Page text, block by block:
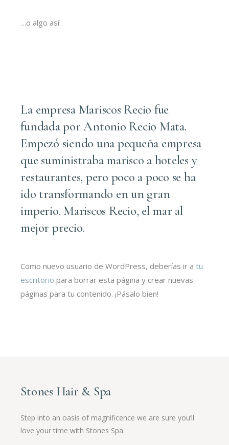
…o algo así:
La empresa Mariscos Recio fue
fundada por Antonio Recio Mata.
Empezó siendo una pequeña empresa
que suministraba marisco a hoteles y
restaurantes, pero poco a poco se ha
ido transformando en un gran
imperio. Mariscos Recio, el mar al
mejor precio.
Como nuevo usuario de WordPress, deberías ir atu
escritorio para borrar esta página y crear nuevas
páginas para tu contenido. ¡Pásalo bien!
Stones Hair & Spa
Step into an oasis of magnificence we are sure you’ll
love your time with Stones Spa.